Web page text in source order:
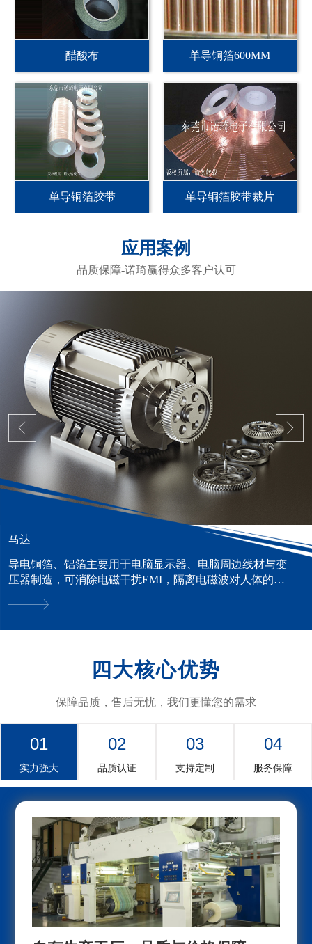
醋酸布 单导铜箔600MM
单导铜箔胶带 单导铜箔胶带裁片
应用案例
品质保障-诺琦赢得众多客户认可
马达
导电铜箔、铝箔主要用于电脑显示器、电脑周边线材与变
压器制造，可消除电磁干扰EMI，隔离电磁波对人体的危
四大核心优势
保障品质，售后无忧，我们更懂您的需求
01
实力强大
02
品质认证
03
支持定制
04
服务保障